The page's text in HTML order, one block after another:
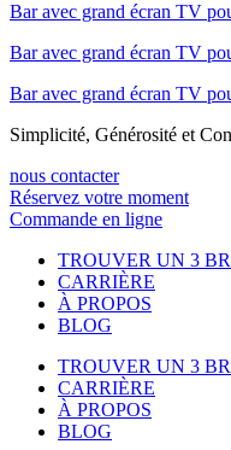
Bar avec grand écran TV
Bar avec grand écran TV
Bar avec grand écran TV
Simplicité, Générosité et
nous contacter
Réservez votre moment
Commande en ligne
TROUVER UN 3
CARRIÈRE
À PROPOS
BLOG
TROUVER UN 3
CARRIÈRE
À PROPOS
BLOG